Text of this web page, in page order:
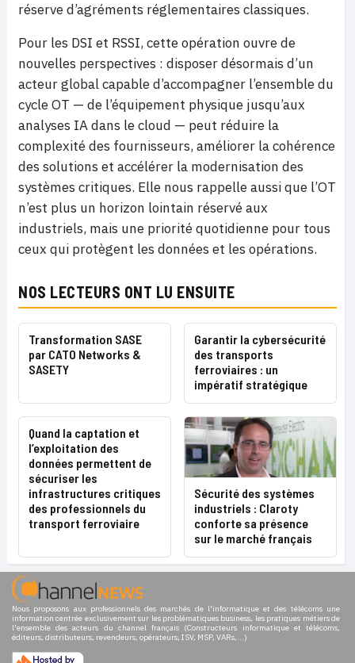
réserve d’agréments réglementaires classiques.
Pour les DSI et RSSI, cette opération ouvre de
nouvelles perspectives : disposer désormais d’un
acteur global capable d’accompagner l’ensemble du
cycle OT — de l’équipement physique jusqu’aux
analyses IA dans le cloud — peut réduire la
complexité des fournisseurs, améliorer la cohérence
des solutions et accélérer la modernisation des
systèmes critiques. Elle nous rappelle aussi que l’OT
n’est plus un horizon lointain réservé aux
industriels, mais une priorité quotidienne pour tous
ceux qui protègent les données et les opérations.
NOS LECTEURS ONT LU ENSUITE
Transformation SASE
par CATO Networks &
SASETY
Garantir la cybersécurité
des transports
ferroviaires : un
impératif stratégique
Quand la captation et
l’exploitation des
données permettent de
sécuriser les
infrastructures critiques
des professionnels du
transport ferroviaire
Sécurité des systèmes
industriels : Claroty
conforte sa présence
sur le marché français
Nous proposons aux professionnels des marchés de l'informatique et des télécoms une
information centrée exclusivement sur les problématiques business, les pratiques métiers de
l'ensemble des acteurs du channel français (Constructeurs informatique et télécoms,
éditeurs, distributeurs, revendeurs, opérateurs, ISV, MSP, VARs,...)